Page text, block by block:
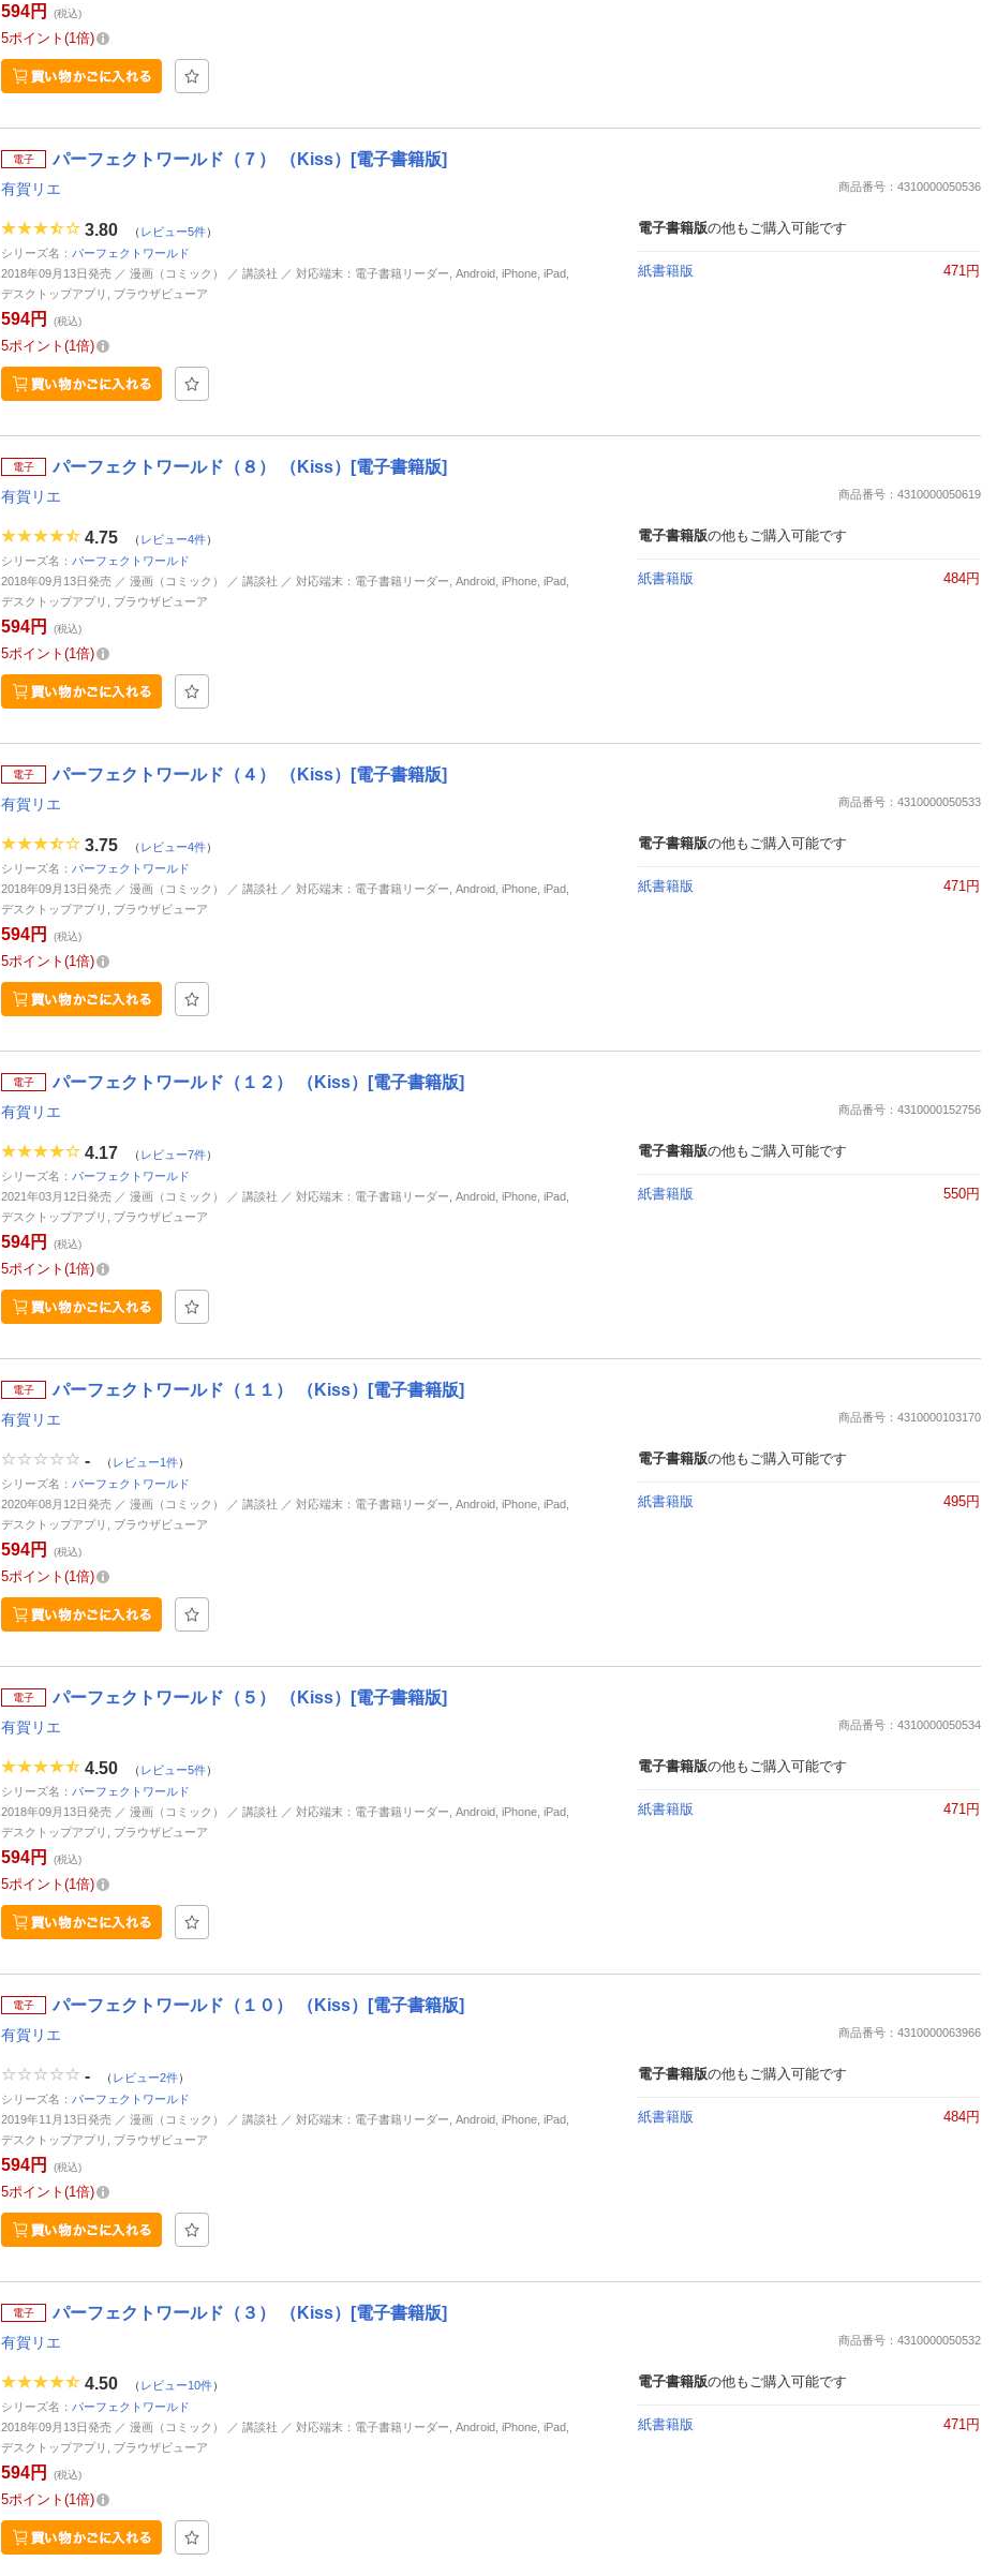
594円 (税込)
5ポイント 1倍
電子 パーフェクトワールド（７） （Kiss）[電子書籍版]
有賀リエ 商品番号：4310000050536
3.80 （ レビュー5件）
シリーズ名： パーフェクトワールド
2018年09月13日発売 ／ 漫画（コミック） ／ 講談社 ／ 対応端末：電子書籍リーダー, Android, iPhone, iPad,
デスクトップアプリ, ブラウザビューア
594円 (税込)
5ポイント 1倍
電子書籍版の他もご購入可能です
紙書籍版 471円
電子 パーフェクトワールド（８） （Kiss）[電子書籍版]
有賀リエ 商品番号：4310000050619
4.75 （ レビュー4件）
シリーズ名： パーフェクトワールド
2018年09月13日発売 ／ 漫画（コミック） ／ 講談社 ／ 対応端末：電子書籍リーダー, Android, iPhone, iPad,
デスクトップアプリ, ブラウザビューア
594円 (税込)
5ポイント 1倍
電子書籍版の他もご購入可能です
紙書籍版 484円
電子 パーフェクトワールド（４） （Kiss）[電子書籍版]
有賀リエ 商品番号：4310000050533
3.75 （ レビュー4件）
シリーズ名： パーフェクトワールド
2018年09月13日発売 ／ 漫画（コミック） ／ 講談社 ／ 対応端末：電子書籍リーダー, Android, iPhone, iPad,
デスクトップアプリ, ブラウザビューア
594円 (税込)
5ポイント 1倍
電子書籍版の他もご購入可能です
紙書籍版 471円
電子 パーフェクトワールド（１２） （Kiss）[電子書籍版]
有賀リエ 商品番号：4310000152756
4.17 （ レビュー7件）
シリーズ名： パーフェクトワールド
2021年03月12日発売 ／ 漫画（コミック） ／ 講談社 ／ 対応端末：電子書籍リーダー, Android, iPhone, iPad,
デスクトップアプリ, ブラウザビューア
594円 (税込)
5ポイント 1倍
電子書籍版の他もご購入可能です
紙書籍版 550円
電子 パーフェクトワールド（１１） （Kiss）[電子書籍版]
有賀リエ 商品番号：4310000103170
- （ レビュー1件）
シリーズ名： パーフェクトワールド
2020年08月12日発売 ／ 漫画（コミック） ／ 講談社 ／ 対応端末：電子書籍リーダー, Android, iPhone, iPad,
デスクトップアプリ, ブラウザビューア
594円 (税込)
5ポイント 1倍
電子書籍版の他もご購入可能です
紙書籍版 495円
電子 パーフェクトワールド（５） （Kiss）[電子書籍版]
有賀リエ 商品番号：4310000050534
4.50 （ レビュー5件）
シリーズ名： パーフェクトワールド
2018年09月13日発売 ／ 漫画（コミック） ／ 講談社 ／ 対応端末：電子書籍リーダー, Android, iPhone, iPad,
デスクトップアプリ, ブラウザビューア
594円 (税込)
5ポイント 1倍
電子書籍版の他もご購入可能です
紙書籍版 471円
電子 パーフェクトワールド（１０） （Kiss）[電子書籍版]
有賀リエ 商品番号：4310000063966
- （ レビュー2件）
シリーズ名： パーフェクトワールド
2019年11月13日発売 ／ 漫画（コミック） ／ 講談社 ／ 対応端末：電子書籍リーダー, Android, iPhone, iPad,
デスクトップアプリ, ブラウザビューア
594円 (税込)
5ポイント 1倍
電子書籍版の他もご購入可能です
紙書籍版 484円
電子 パーフェクトワールド（３） （Kiss）[電子書籍版]
有賀リエ 商品番号：4310000050532
4.50 （ レビュー10件）
シリーズ名： パーフェクトワールド
2018年09月13日発売 ／ 漫画（コミック） ／ 講談社 ／ 対応端末：電子書籍リーダー, Android, iPhone, iPad,
デスクトップアプリ, ブラウザビューア
594円 (税込)
5ポイント 1倍
電子書籍版の他もご購入可能です
紙書籍版 471円